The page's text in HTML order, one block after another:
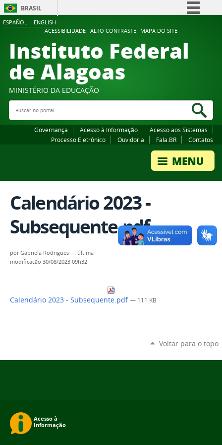
ESPAÑOL ENGLISH
ACESSIBILIDADE ALTO CONTRASTE MAPA DO SITE
BRASIL
Comunica BR
Participe
Canais
Instituto Federal
de Alagoas
MINISTÉRIO DA EDUCAÇÃO
Buscar no portal
Governança Acesso à Informação
Acesso aos Sistemas
Processo Eletrônico
Ouvidoria Fala.BR Contatos
Calendário 2023 -
Subsequente.pdf
porGabriela Rodrigues — última
modificação 30/08/2023 09h32
Calendário 2023 - Subsequente.pdf — 111 KB
Voltar para o topo